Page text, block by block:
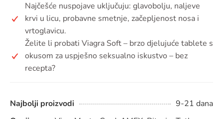
Najčešće nuspojave uključuju: glavobolju, naljeve
krvi u licu, probavne smetnje, začepljenost nosa i
vrtoglavicu.
Želite li probati Viagra Soft – brzo djelujuće tablete s
okusom za uspješno seksualno iskustvo – bez
recepta?
Najbolji proizvodi
9-21 dana